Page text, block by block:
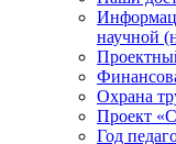
научной
Охрана
Проект
Год